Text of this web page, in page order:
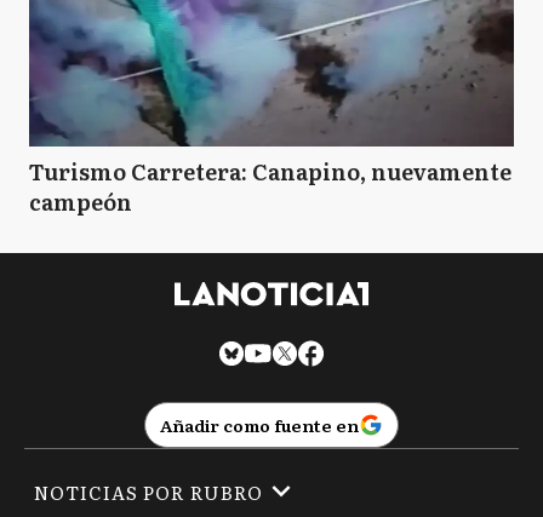
Turismo Carretera: Canapino, nuevamente
campeón
Añadir como fuente en
NOTICIAS POR RUBRO